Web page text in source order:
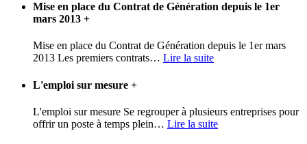
Mise en place du Contrat de Génération depuis le 1er
mars 2013 +
Mise en place du Contrat de Génération depuis le 1er mars
2013 Les premiers contrats… Lire la suite
L'emploi sur mesure +
L'emploi sur mesure Se regrouper à plusieurs entreprises pour
offrir un poste à temps plein… Lire la suite